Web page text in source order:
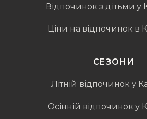
Відпочинок з дітьми у
Ціни на відпочинок в
СЕЗОНИ
Літній відпочинок у
Осінній відпочинок у